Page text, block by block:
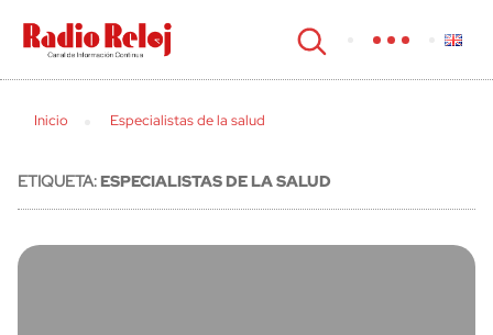
cerrar
Inicio Especialistas de la salud
ETIQUETA:ESPECIALISTAS DE LA SALUD